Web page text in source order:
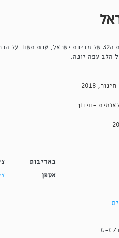
הכרזה מציינת את יום העצמאות ה32 של מדינת ישראל,
הלב עפה יונה.
2018
-חינוך
G-
באדיבות
אספן